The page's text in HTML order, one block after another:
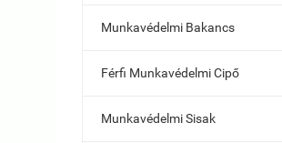
Munkavédelmi Bakancs
Férfi Munkavédelmi Cipő
Munkavédelmi Sisak